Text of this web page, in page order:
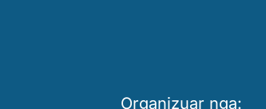
Organizuar nga: